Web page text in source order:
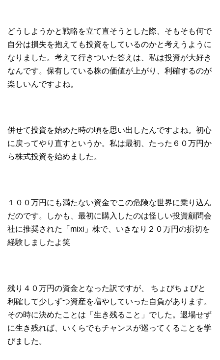
どうしようかと戦略を立て直そうとした際、そもそも何で
自分は損失を抱えても投資をしているのかと考えうように
なりました。考えて行きついた答えは、私は投資が大好き
なんです。保有している株の価値が上がり、利確するのが
楽しいんですよね。
併せて投資を始めた時の頃を思い出したんですよね。初心
に戻ってやり直すというか。私は最初、たった６０万円か
ら株式投資を始めました。
１００万円にも満たない資金でこの危険な世界に乗り込ん
だのです。しかも、最初に購入したのは怪しい投資顧問会
社に推奨された「mixi」株で、いきなり２０万円の損切を
経験しましたよ笑
残り４０万円の資金となった訳ですが、 ちょびちょびと
利確して少しずつ資産を増やしていった自負があります。
その時に決めたことは「生き残ること」でした。退場せず
に生き残れば、いくらでもチャンスが巡ってくることを学
びました。